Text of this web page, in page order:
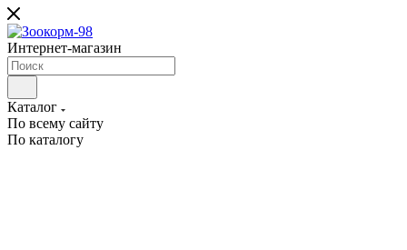
Интернет-магазин
Каталог
По всему сайту
По каталогу